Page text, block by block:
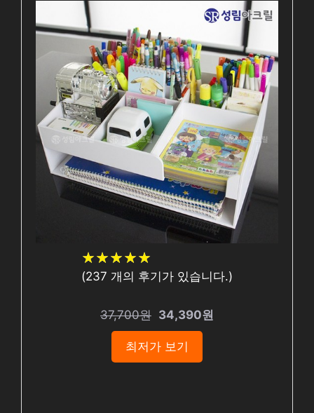
★★★★★
★★★★★
(237 개의 후기가 있습니다.)
37,700원 34,390원
최저가 보기